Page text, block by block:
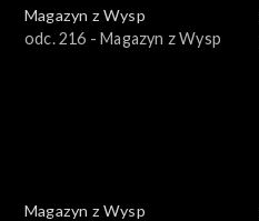
Magazyn z Wysp
odc. 216 - Magazyn z Wysp
Magazyn z Wysp